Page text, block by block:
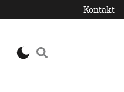
Kontakt